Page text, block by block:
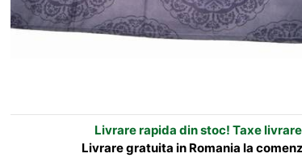
Livrare rapida din stoc! Taxe
Livrare gratuita in Romania la